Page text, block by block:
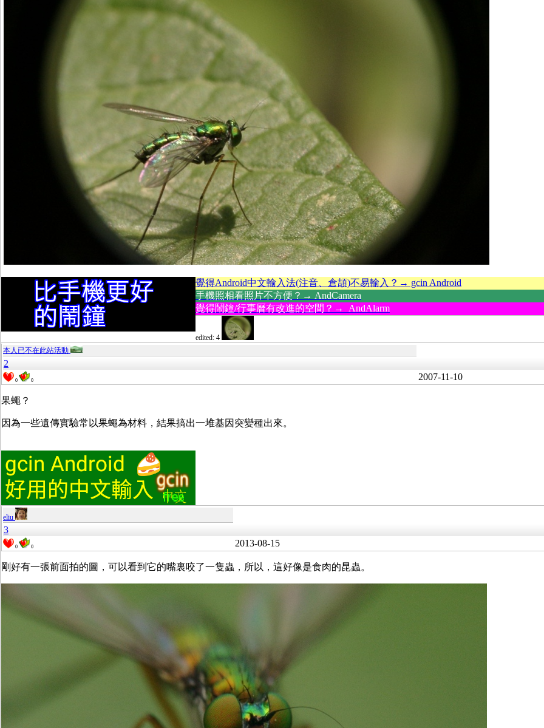
覺得Android中文輸入法(注音、倉頡)不易輸入？→ gcin Android
手機照相看照片不方便？→ AndCamera
覺得鬧鐘/行事曆有改進的空間？→ AndAlarm
edited: 4
本人已不在此站活動
2
0 0 2007-11-10
果蠅？
因為一些遺傳實驗常以果蠅為材料，結果搞出一堆基因突變種出來。
eliu
3
0 0 2013-08-15
剛好有一張前面拍的圖，可以看到它的嘴裏咬了一隻蟲，所以，這好像是食肉的昆蟲。